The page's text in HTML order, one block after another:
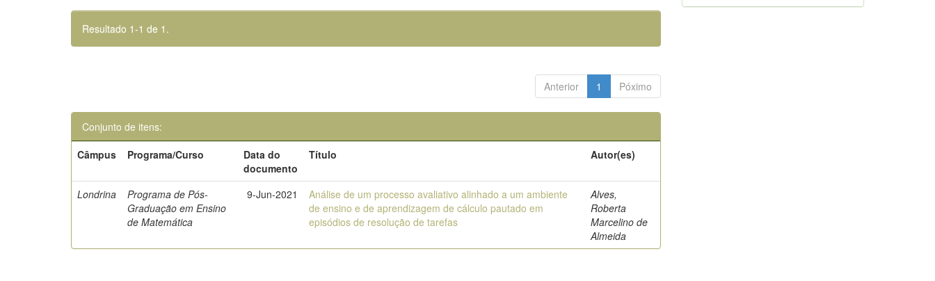
Resultado 1-1 de 1.
Anterior 1 Póximo
Conjunto de itens:
Câmpus
Programa/Curso
Data do
documento
Título Autor(es)
Londrina
Programa de Pós-
Graduação em Ensino
de Matemática
9-Jun-2021
Análise de um processo avaliativo alinhado a um ambiente
de ensino e de aprendizagem de cálculo pautado em
episódios de resolução de tarefas
Alves,
Roberta
Marcelino de
Almeida